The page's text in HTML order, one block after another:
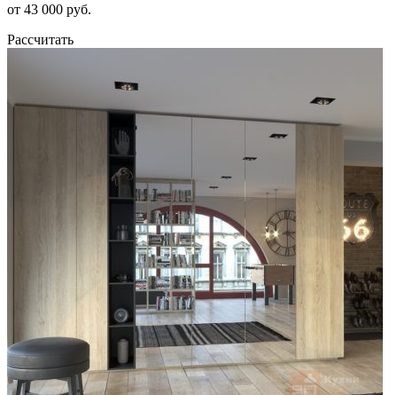
от 43 000 руб.
Рассчитать